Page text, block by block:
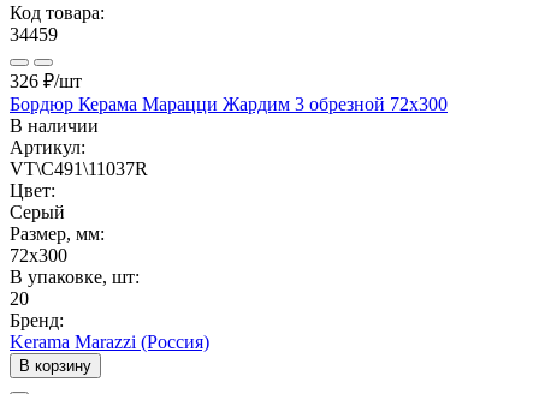
Код товара:
34459
326 ₽/шт
Бордюр Керама Марацци Жардим 3 обрезной 72x300
В наличии
Артикул:
VT\C491\11037R
Цвет:
Серый
Размер, мм:
72x300
В упаковке, шт:
20
Бренд:
Kerama Marazzi (Россия)
В корзину